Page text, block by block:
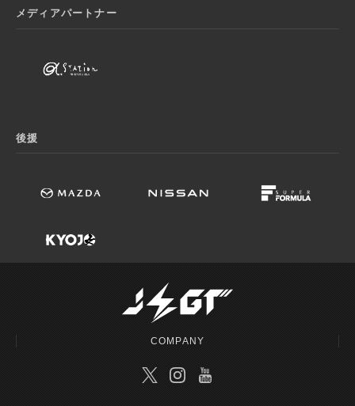
メディアパートナー
後援
COMPANY